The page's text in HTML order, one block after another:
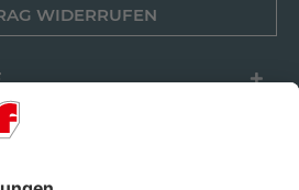
WIDERRUFEN